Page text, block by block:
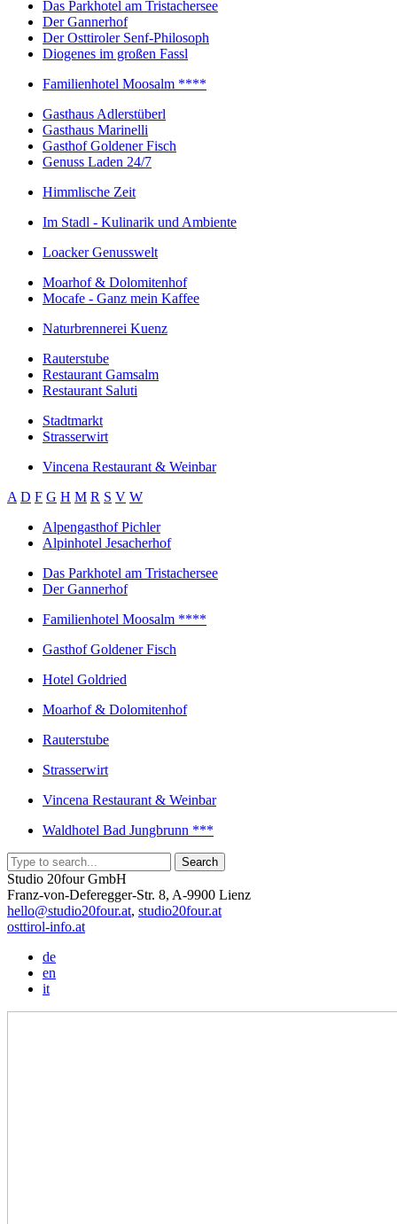
Das Parkhotel am Tristachersee
Der Gannerhof
Der Osttiroler Senf-Philosoph
Diogenes im großen Fassl
Familienhotel Moosalm ****
Gasthaus Adlerstüberl
Gasthaus Marinelli
Gasthof Goldener Fisch
Genuss Laden 24/7
Himmlische Zeit
Im Stadl - Kulinarik und Ambiente
Loacker Genusswelt
Moarhof & Dolomitenhof
Mocafe - Ganz mein Kaffee
Naturbrennerei Kuenz
Rauterstube
Restaurant Gamsalm
Restaurant Saluti
Stadtmarkt
Strasserwirt
Vincena Restaurant & Weinbar
A D F G H M R S V W
Alpengasthof Pichler
Alpinhotel Jesacherhof
Das Parkhotel am Tristachersee
Der Gannerhof
Familienhotel Moosalm ****
Gasthof Goldener Fisch
Hotel Goldried
Moarhof & Dolomitenhof
Rauterstube
Strasserwirt
Vincena Restaurant & Weinbar
Waldhotel Bad Jungbrunn ***
Studio 20four GmbH
Franz-von-Deferegger-Str. 8, A-9900 Lienz
hello@studio20four.at, studio20four.at
osttirol-info.at
de
en
it